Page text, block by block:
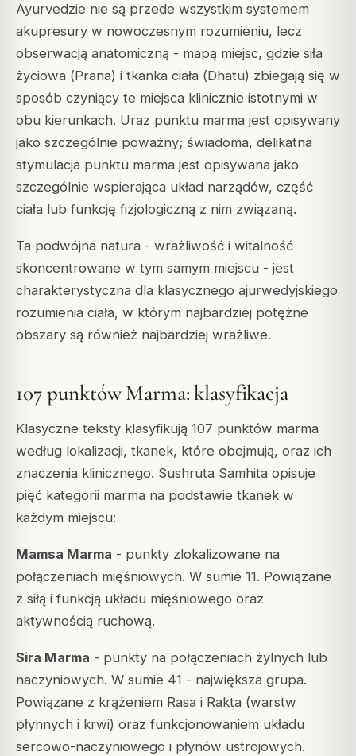
Ayurvedzie nie są przede wszystkim systemem
akupresury w nowoczesnym rozumieniu, lecz
obserwacją anatomiczną - mapą miejsc, gdzie siła
życiowa (Prana) i tkanka ciała (Dhatu) zbiegają się w
sposób czyniący te miejsca klinicznie istotnymi w
obu kierunkach. Uraz punktu marma jest opisywany
jako szczególnie poważny; świadoma, delikatna
stymulacja punktu marma jest opisywana jako
szczególnie wspierająca układ narządów, część
ciała lub funkcję fizjologiczną z nim związaną.
Ta podwójna natura - wrażliwość i witalność
skoncentrowane w tym samym miejscu - jest
charakterystyczna dla klasycznego ajurwedyjskiego
rozumienia ciała, w którym najbardziej potężne
obszary są również najbardziej wrażliwe.
107 punktów Marma: klasyfikacja
Klasyczne teksty klasyfikują 107 punktów marma
według lokalizacji, tkanek, które obejmują, oraz ich
znaczenia klinicznego. Sushruta Samhita opisuje
pięć kategorii marma na podstawie tkanek w
każdym miejscu:
Mamsa Marma - punkty zlokalizowane na
połączeniach mięśniowych. W sumie 11. Powiązane
z siłą i funkcją układu mięśniowego oraz
aktywnością ruchową.
Sira Marma - punkty na połączeniach żylnych lub
naczyniowych. W sumie 41 - największa grupa.
Powiązane z krążeniem Rasa i Rakta (warstw
płynnych i krwi) oraz funkcjonowaniem układu
sercowo-naczyniowego i płynów ustrojowych.